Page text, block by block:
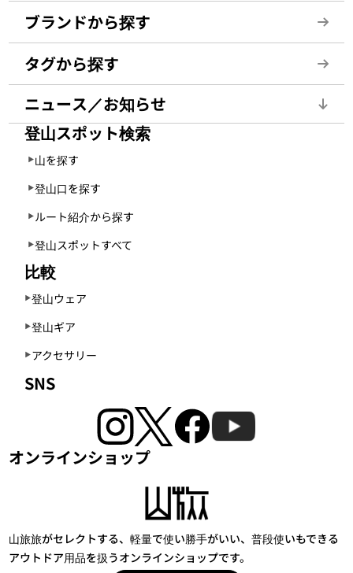
ブランドから探す
タグから探す
ニュース／お知らせ
登山スポット検索
山を探す
登山口を探す
ルート紹介から探す
登山スポットすべて
比較
登山ウェア
登山ギア
アクセサリー
SNS
オンラインショップ
山旅旅がセレクトする、軽量で使い勝手がいい、普段使いもできる
アウトドア用品を扱うオンラインショップです。